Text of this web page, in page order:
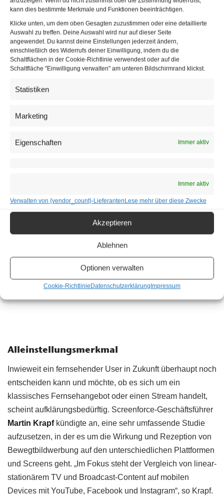
kann dies bestimmte Merkmale und Funktionen beeinträchtigen.
Klicke unten, um dem oben Gesagten zuzustimmen oder eine detaillierte
Auswahl zu treffen. Deine Auswahl wird nur auf dieser Seite
angewendet. Du kannst deine Einstellungen jederzeit ändern,
einschließlich des Widerrufs deiner Einwilligung, indem du die
Schaltflächen in der Cookie-Richtlinie verwendest oder auf die
Schaltfläche "Einwilligung verwalten" am unteren Bildschirmrand klickst.
Statistiken
Marketing
Eigenschaften Immer aktiv
Immer aktiv
Verwalten von {vendor_count}-LieferantenLese mehr über diese Zwecke
Akzeptieren
Ablehnen
Optionen verwalten
Cookie-RichtlinieDatenschutzerklärungImpressum
Stärke zeigen
Die Gattungsinitiative der österreichischen TV-Vermarkter
ATV, IP Österreich, ORF, ORF-Enterprise, Goldbach
Austria, ProSiebenSat.1 Puls 4 und Servus TV ist die
Überbewertung der Streaming-Inhalte jedenfalls ein Dorn
Fernsehen, sondern maximal eine Ergänzung im Special-
Alleinstellungsmerkmal
Inwieweit ein fernsehender User in Zukunft überhaupt noch
entscheiden kann und möchte, ob es sich um ein
klassisches Fernsehangebot oder einen Stream handelt,
scheint aufklärungsbedürftig. Screenforce-Geschäftsführer
Martin Krapfkündigte an, eine sehr umfassende Studie
aufzusetzen, in der es um die Wirkung und Rezeption von
Bewegtbildwerbung auf den unterschiedlichen Plattformen
und Screens geht. „Im Fokus steht der Vergleich von linear-
stationärem TV und Broadcast-Content auf mobilen
Devices mit YouTube, Facebook und Instagram“, so Krapf.